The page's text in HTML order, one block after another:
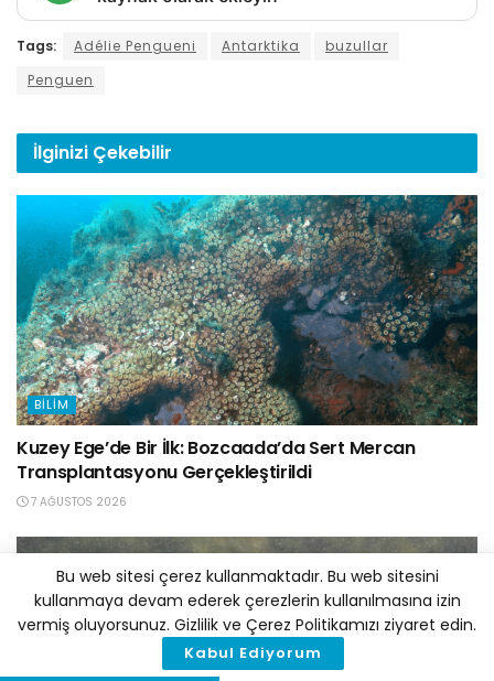
Tags: Adélie Pengueni Antarktika
buzullar
Penguen
İlginizi Çekebilir
BILIM
Kuzey Ege’de Bir İlk: Bozcaada’da Sert Mercan
Transplantasyonu Gerçekleştirildi
7 AĞUSTOS 2026
Bu web sitesi çerez kullanmaktadır. Bu web sitesini
kullanmaya devam ederek çerezlerin kullanılmasına izin
vermiş oluyorsunuz. Gizlilik ve Çerez Politikamızı ziyaret edin.
Kabul Ediyorum